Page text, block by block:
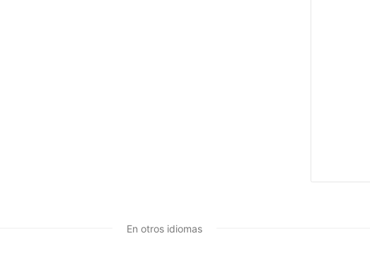
En otros idiomas